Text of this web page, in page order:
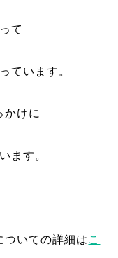
て
ています。
かけに
ます。
ついての詳細は こ